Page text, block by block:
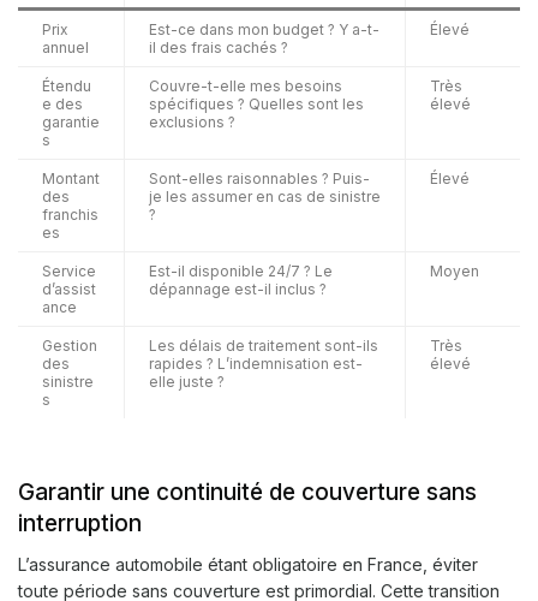
Prix
annuel
Est-ce dans mon budget ? Y a-t-
il des frais cachés ?
Élevé
Étendu
e des
garantie
s
Couvre-t-elle mes besoins
spécifiques ? Quelles sont les
exclusions ?
Très
élevé
Montant
des
franchis
es
Sont-elles raisonnables ? Puis-
je les assumer en cas de sinistre
?
Élevé
Service
d’assist
ance
Est-il disponible 24/7 ? Le
dépannage est-il inclus ?
Moyen
Gestion
des
sinistre
s
Les délais de traitement sont-ils
rapides ? L’indemnisation est-
elle juste ?
Très
élevé
Garantir une continuité de couverture sans
interruption
L’assurance automobile étant obligatoire en France, éviter
toute période sans couverture est primordial. Cette transition